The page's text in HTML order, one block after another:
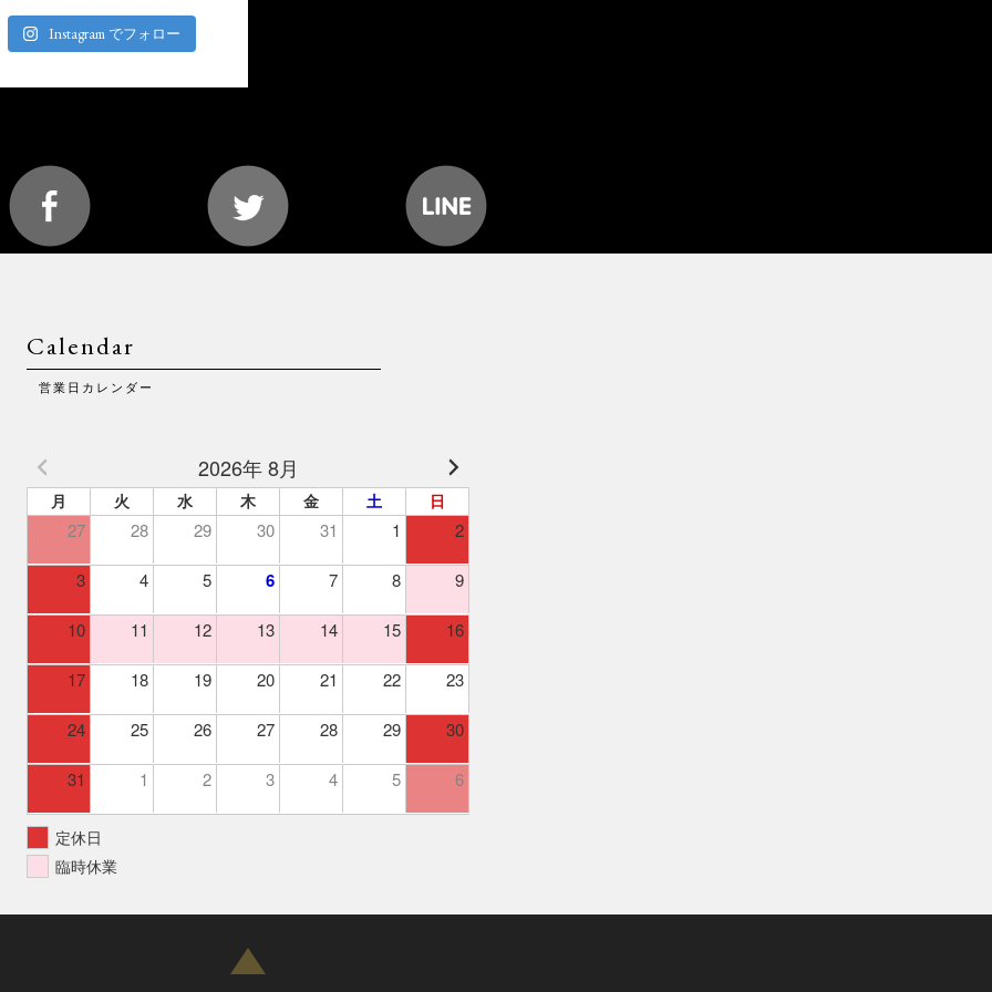
Instagram でフォロー
Calendar
営業日カレンダー
2026年 8月
月 火 水 木 金 土 日
27 28 29 30 31 1 2
3 4 5 6 7 8 9
10 11 12 13 14 15 16
17 18 19 20 21 22 23
24 25 26 27 28 29 30
31 1 2 3 4 5 6
定休日
臨時休業